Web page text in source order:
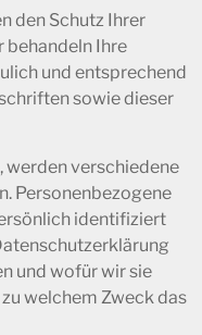
den Schutz Ihrer
behandeln Ihre
und entsprechend
sowie dieser
werden verschiedene
Personenbezogene
identifiziert
und wofür wir sie
welchem Zweck das